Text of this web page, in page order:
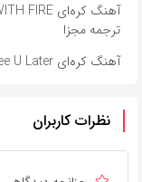
ترجمه مجزا
آهنگ کره‌ای See U Later از BLACKPINK به همراه متن و ترجمه مجزا
نظرات کاربران